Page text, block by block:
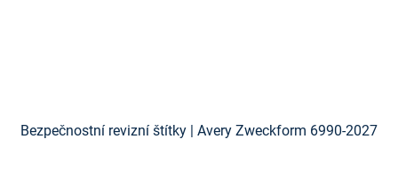
Bezpečnostní revizní štítky | Avery Zweckform 6990-2027